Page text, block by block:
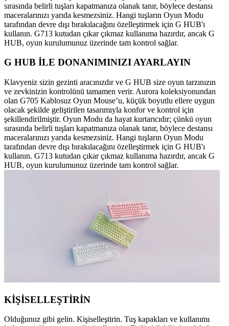
sırasında belirli tuşları kapatmanıza olanak tanır, böylece destansı
maceralarınızı yarıda kesmezsiniz. Hangi tuşların Oyun Modu
tarafından devre dışı bırakılacağını özelleştirmek için G HUB'ı
kullanın. G713 kutudan çıkar çıkmaz kullanıma hazırdır, ancak G
HUB, oyun kurulumunuz üzerinde tam kontrol sağlar.
G HUB İLE DONANIMINIZI AYARLAYIN
Klavyeniz sizin gezinti aracınızdır ve G HUB size oyun tarzınızın
ve zevkinizin kontrolünü tamamen verir. Aurora koleksiyonundan
olan G705 Kablosuz Oyun Mouse’u, küçük boyutlu ellere uygun
olacak şekilde geliştirilen tasarımıyla konfor ve kontrol için
şekillendirilmiştir. Oyun Modu da hayat kurtarıcıdır; çünkü oyun
sırasında belirli tuşları kapatmanıza olanak tanır, böylece destansı
maceralarınızı yarıda kesmezsiniz. Hangi tuşların Oyun Modu
tarafından devre dışı bırakılacağını özelleştirmek için G HUB'ı
kullanın. G713 kutudan çıkar çıkmaz kullanıma hazırdır, ancak G
HUB, oyun kurulumunuz üzerinde tam kontrol sağlar.
KİŞİSELLEŞTİRİN
Olduğunuz gibi gelin. Kişiselleştirin. Tuş kapakları ve kullanımı